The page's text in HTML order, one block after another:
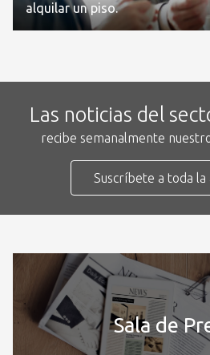
alquilar un piso.
Las noticias del
recibe semanalmente
Suscríbete a toda la
Sala de